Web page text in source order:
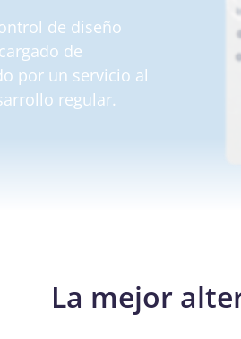
de diseño
de
por un servicio al
regular.
La mejor